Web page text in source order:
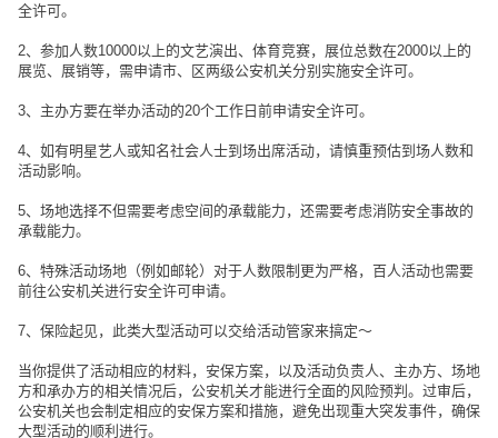
全许可。
2、参加人数10000以上的文艺演出、体育竞赛，展位总数在2000以上的
展览、展销等，需申请市、区两级公安机关分别实施安全许可。
3、主办方要在举办活动的20个工作日前申请安全许可。
4、如有明星艺人或知名社会人士到场出席活动，请慎重预估到场人数和
活动影响。
5、场地选择不但需要考虑空间的承载能力，还需要考虑消防安全事故的
承载能力。
6、特殊活动场地（例如邮轮）对于人数限制更为严格，百人活动也需要
前往公安机关进行安全许可申请。
7、保险起见，此类大型活动可以交给活动管家来搞定～
当你提供了活动相应的材料，安保方案，以及活动负责人、主办方、场地
方和承办方的相关情况后，公安机关才能进行全面的风险预判。过审后，
公安机关也会制定相应的安保方案和措施，避免出现重大突发事件，确保
大型活动的顺利进行。